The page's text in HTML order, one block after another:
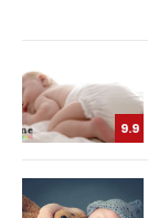
9.9